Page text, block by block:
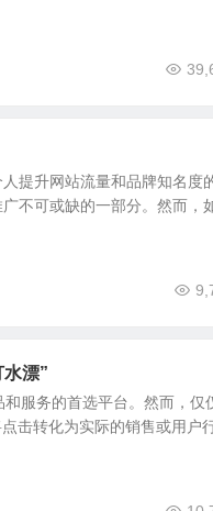
提升网站流量和品牌知名度
不可或缺的一部分。然而，
漂”
服务的首选平台。然而，仅
击转化为实际的销售或用户